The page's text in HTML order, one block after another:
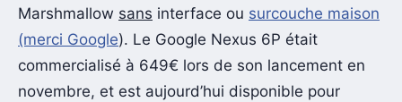
Marshmallow sans interface ou surcouche maison
(merci Google). Le Google Nexus 6P était
commercialisé à 649€ lors de son lancement en
novembre, et est aujourd’hui disponible pour